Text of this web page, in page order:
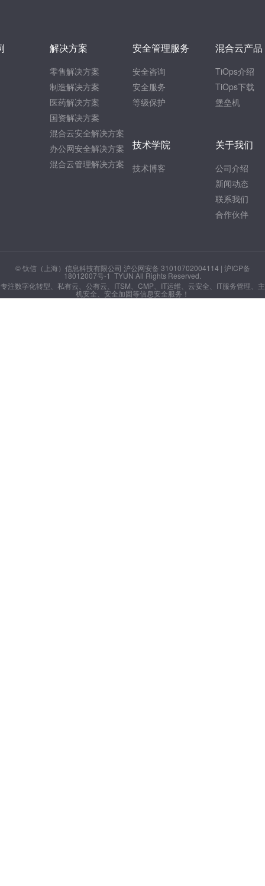
解决方案
零售解决方案
制造解决方案
医药解决方案
国资解决方案
混合云安全解决方案
办公网安全解决方案
混合云管理解决方案
安全管理服务
安全咨询
安全服务
等级保护
技术学院
技术博客
混合云产品
TiOps介绍
TiOps下载
堡垒机
关于我们
公司介绍
新闻动态
联系我们
合作伙伴
© 钛信（上海）信息科技有限公司 沪公网安备 31010702004114 | 沪ICP备
18012007号-1 TYUN All Rights Reserved.
专注数字化转型、私有云、公有云、ITSM、CMP、IT运维、云安全、IT服务管理、主
机安全、安全加固等信息安全服务！